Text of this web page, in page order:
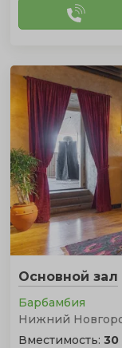
Основной зал
Барбамбия
Нижний
Вместимость: 30